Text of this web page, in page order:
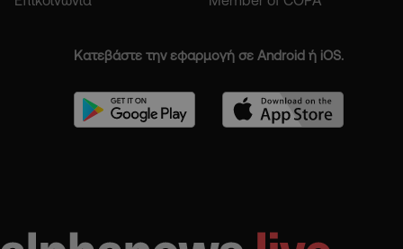
Κατεβάστε την εφαρμογή σε Android ή iOS.